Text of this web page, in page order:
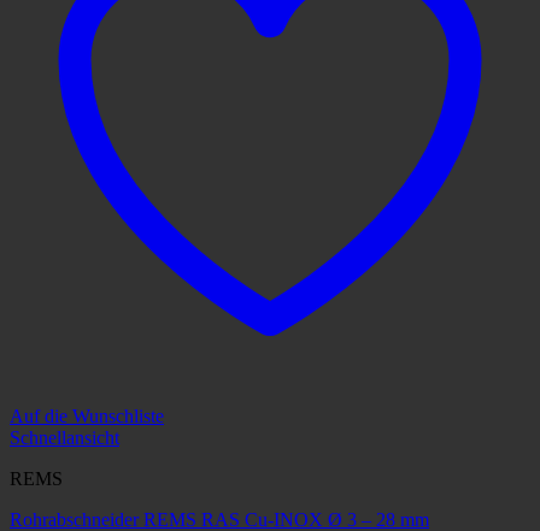
Auf die Wunschliste
Schnellansicht
REMS
Rohrabschneider REMS RAS Cu-INOX Ø 3 – 28 mm